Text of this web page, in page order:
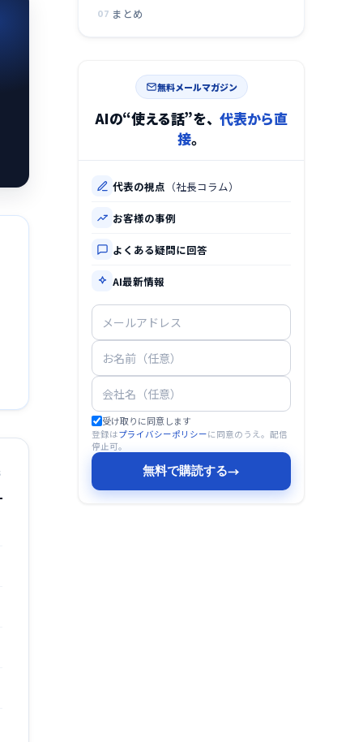
07 まとめ
無料メールマガジン
AIの“使える話”を、代表から直
接。
代表の視点 （社長コラム）
お客様の事例
よくある疑問に回答
AI最新情報
受け取りに同意します
登録はプライバシーポリシーに同意のうえ。配信
停止可。
無料で購読する→